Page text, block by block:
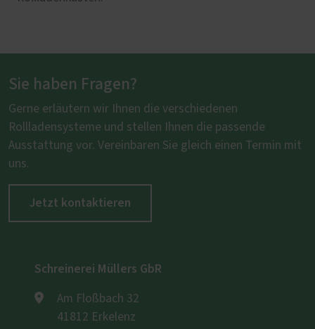
Sie haben Fragen?
Gerne erläutern wir Ihnen die verschiedenen
Rollladensysteme und stellen Ihnen die passende
Ausstattung vor. Vereinbaren Sie gleich einen Termin mit
uns.
Jetzt kontaktieren
Schreinerei Müllers GbR
Am Floßbach 32
41812 Erkelenz